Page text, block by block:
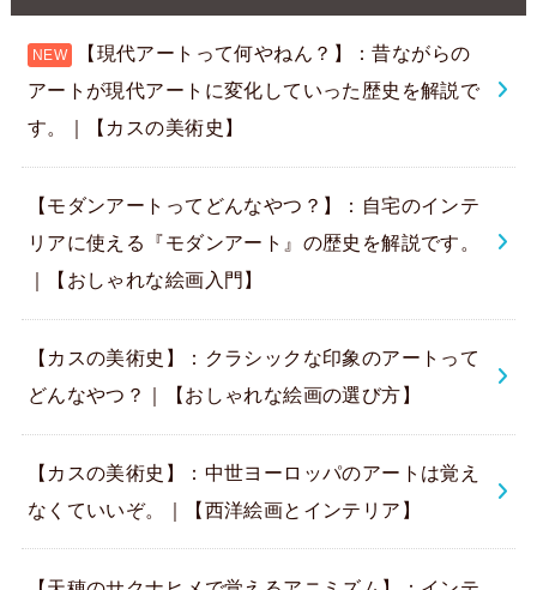
【現代アートって何やねん？】：昔ながらの
アートが現代アートに変化していった歴史を解説で
す。｜【カスの美術史】
【モダンアートってどんなやつ？】：自宅のインテ
リアに使える『モダンアート』の歴史を解説です。
｜【おしゃれな絵画入門】
【カスの美術史】：クラシックな印象のアートって
どんなやつ？｜【おしゃれな絵画の選び方】
【カスの美術史】：中世ヨーロッパのアートは覚え
なくていいぞ。｜【西洋絵画とインテリア】